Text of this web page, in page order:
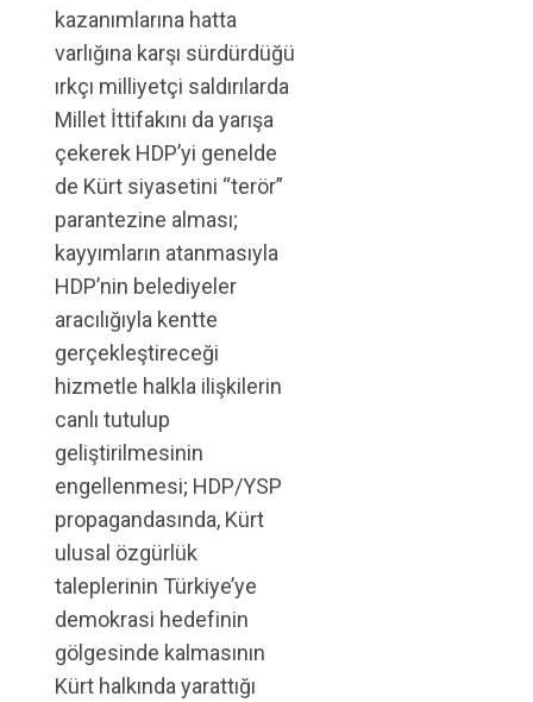
kazanımlarına hatta
varlığına karşı sürdürdüğü
ırkçı milliyetçi saldırılarda
Millet İttifakını da yarışa
çekerek HDP’yi genelde
de Kürt siyasetini “terör”
parantezine alması;
kayyımların atanmasıyla
HDP’nin belediyeler
aracılığıyla kentte
gerçekleştireceği
hizmetle halkla ilişkilerin
canlı tutulup
geliştirilmesinin
engellenmesi; HDP/YSP
propagandasında, Kürt
ulusal özgürlük
taleplerinin Türkiye’ye
demokrasi hedefinin
gölgesinde kalmasının
Kürt halkında yarattığı